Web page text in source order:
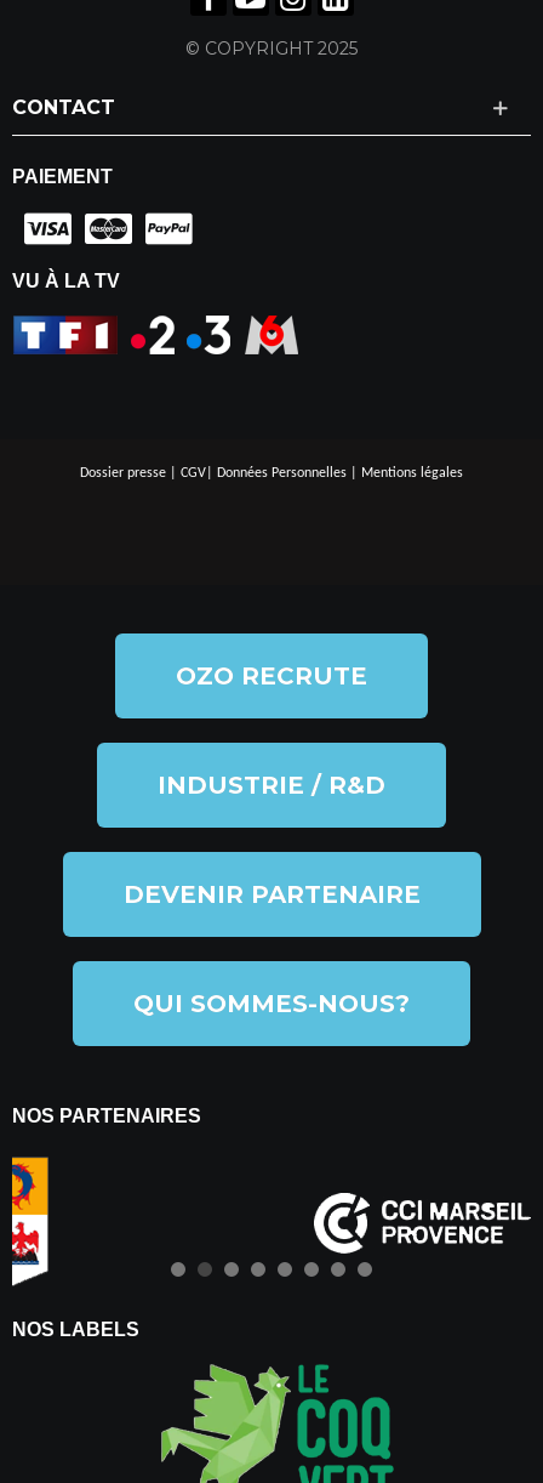
© COPYRIGHT 2025
CONTACT
PAIEMENT
VU À LA TV
Dossier presse CGV Données Personnelles Mentions légales
OZO RECRUTE
INDUSTRIE / R&D
DEVENIR PARTENAIRE
QUI SOMMES-NOUS?
NOS PARTENAIRES
NOS LABELS